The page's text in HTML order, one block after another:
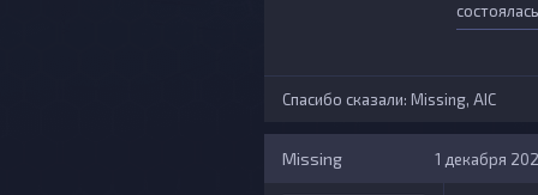
Спасибо сказали: Missing, AIС
Missing 1 декабря